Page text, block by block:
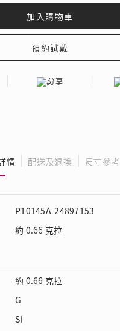
分享
情 配送及退換 尺寸參考
P10145A-24897153
約 0.66 克拉
約 0.66 克拉
G
SI